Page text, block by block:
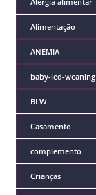
Alimentação
ANEMIA
baby-led-weaning
BLW
Casamento
complemento
Crianças